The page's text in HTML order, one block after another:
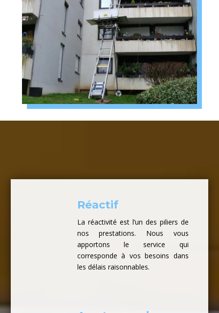
Réactif
La réactivité est l’un des piliers de
nos prestations. Nous vous
apportons le service qui
corresponde à vos besoins dans
les délais raisonnables.